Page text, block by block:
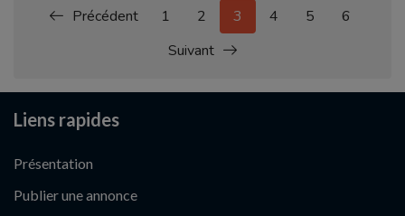
Précédent 1 2 3 4 5
6
Suivant
Liens rapides
Présentation
Publier une annonce